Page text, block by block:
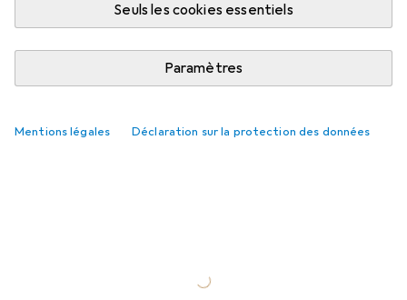
Seuls les cookies essentiels
Paramètres
Mentions légales Déclaration sur la protection des données